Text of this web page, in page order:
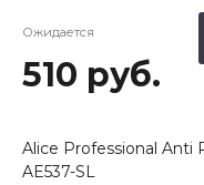
Ожидается
510 руб.
Alice Professional Anti
AE537-SL